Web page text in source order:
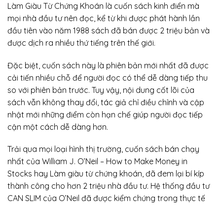
Làm Giàu Từ Chứng Khoán là cuốn sách kinh điển mà
mọi nhà đầu tư nên đọc, kể từ khi được phát hành lần
đầu tiên vào năm 1988 sách đã bán được 2 triệu bản và
được dịch ra nhiều thứ tiếng trên thế giới.
Đặc biệt, cuốn sách này là phiên bản mới nhất đã được
cải tiến nhiều chỗ để người đọc có thể dễ dàng tiếp thu
so với phiên bản trước. Tuy vậy, nội dung cốt lõi của
sách vẫn không thay đổi, tác giả chỉ điều chỉnh và cập
nhật mới những điểm còn hạn chế giúp người đọc tiếp
cận một cách dễ dàng hơn.
Trải qua mọi loại hình thị trường, cuốn sách bán chạy
nhất của William J. O’Neil – How to Make Money in
Stocks hay Làm giàu từ chứng khoán, đã đem lại bí kíp
thành công cho hơn 2 triệu nhà đầu tư. Hệ thống đầu tư
CAN SLIM của O’Neil đã được kiểm chứng trong thực tế